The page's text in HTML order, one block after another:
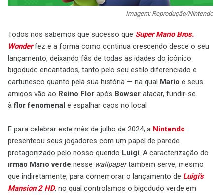
Imagem: Reprodução/Nintendo
Todos nós sabemos que sucesso que Super Mario Bros.
Wonderfez e a forma como continua crescendo desde o seu
lançamento, deixando fãs de todas as idades do icônico
bigodudo encantados, tanto pelo seu estilo diferenciado e
cartunesco quanto pela sua história — na qual Mario e seus
amigos vão ao Reino Flor após Bowser atacar, fundir-se
àflor fenomenal e espalhar caos no local.
E para celebrar este mês de julho de 2024, a Nintendo
presenteou seus jogadores com um papel de parede
protagonizado pelo nosso querido Luigi. A caracterização do
irmão Mario verde nesse wallpapertambém serve, mesmo
que indiretamente, para comemorar o lançamento de Luigi's
Mansion 2 HD, no qual controlamos o bigodudo verde em